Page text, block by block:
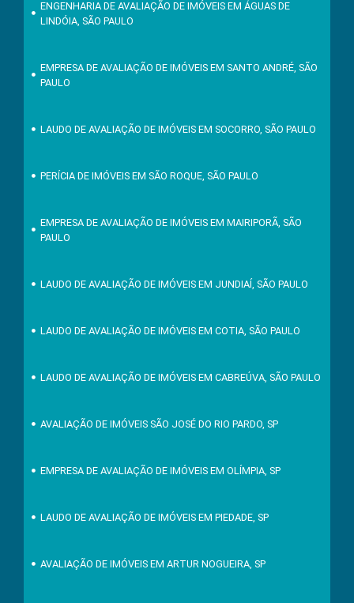
ENGENHARIA DE AVALIAÇÃO DE IMÓVEIS EM ÁGUAS DE
LINDÓIA, SÃO PAULO
EMPRESA DE AVALIAÇÃO DE IMÓVEIS EM SANTO ANDRÉ, SÃO
PAULO
LAUDO DE AVALIAÇÃO DE IMÓVEIS EM SOCORRO, SÃO PAULO
PERÍCIA DE IMÓVEIS EM SÃO ROQUE, SÃO PAULO
EMPRESA DE AVALIAÇÃO DE IMÓVEIS EM MAIRIPORÃ, SÃO
PAULO
LAUDO DE AVALIAÇÃO DE IMÓVEIS EM JUNDIAÍ, SÃO PAULO
LAUDO DE AVALIAÇÃO DE IMÓVEIS EM COTIA, SÃO PAULO
LAUDO DE AVALIAÇÃO DE IMÓVEIS EM CABREÚVA, SÃO PAULO
AVALIAÇÃO DE IMÓVEIS SÃO JOSÉ DO RIO PARDO, SP
EMPRESA DE AVALIAÇÃO DE IMÓVEIS EM OLÍMPIA, SP
LAUDO DE AVALIAÇÃO DE IMÓVEIS EM PIEDADE, SP
AVALIAÇÃO DE IMÓVEIS EM ARTUR NOGUEIRA, SP